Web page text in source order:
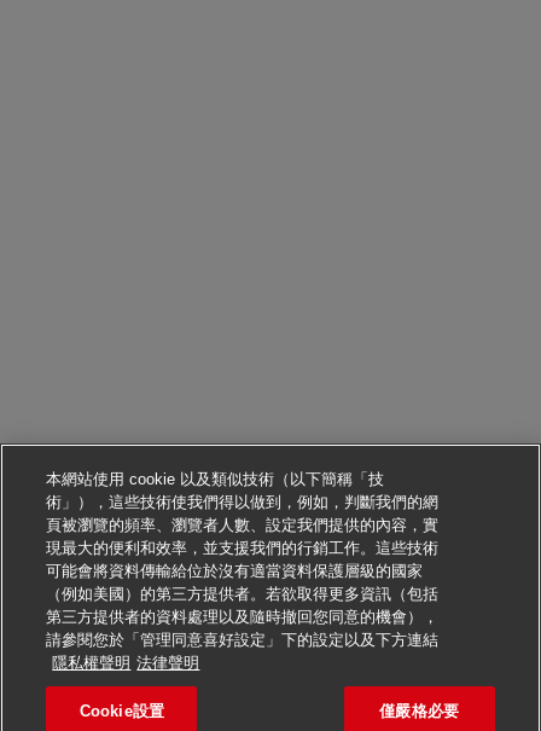
申請此職位
本網站使用 cookie 以及類似技術（以下簡稱「技
術」），這些技術使我們得以做到，例如，判斷我們的網
頁被瀏覽的頻率、瀏覽者人數、設定我們提供的內容，實
現最大的便利和效率，並支援我們的行銷工作。這些技術
可能會將資料傳輸給位於沒有適當資料保護層級的國家
（例如美國）的第三方提供者。若欲取得更多資訊（包括
第三方提供者的資料處理以及隨時撤回您同意的機會），
請參閱您於「管理同意喜好設定」下的設定以及下方連結
隱私權聲明 法律聲明
Cookie設置 僅嚴格必要